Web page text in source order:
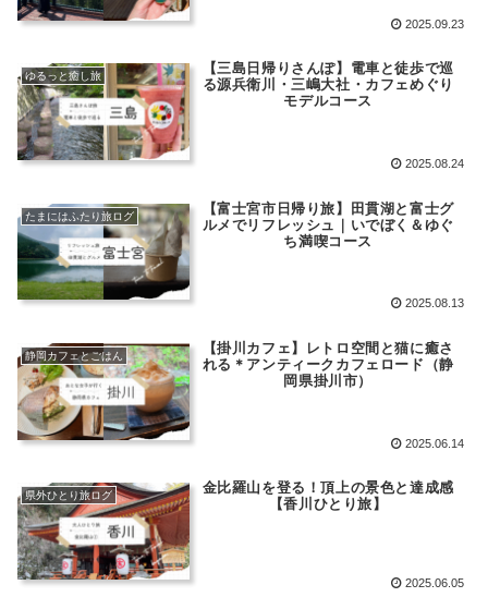
2025.09.23
ゆるっと癒し旅
【三島日帰りさんぽ】電車と徒歩で巡
る源兵衛川・三嶋大社・カフェめぐり
モデルコース
2025.08.24
たまにはふたり旅ログ
【富士宮市日帰り旅】田貫湖と富士グ
ルメでリフレッシュ｜いでぼく＆ゆぐ
ち満喫コース
2025.08.13
静岡カフェとごはん
【掛川カフェ】レトロ空間と猫に癒さ
れる＊アンティークカフェロード（静
岡県掛川市）
2025.06.14
県外ひとり旅ログ
金比羅山を登る！頂上の景色と達成感
【香川ひとり旅】
2025.06.05